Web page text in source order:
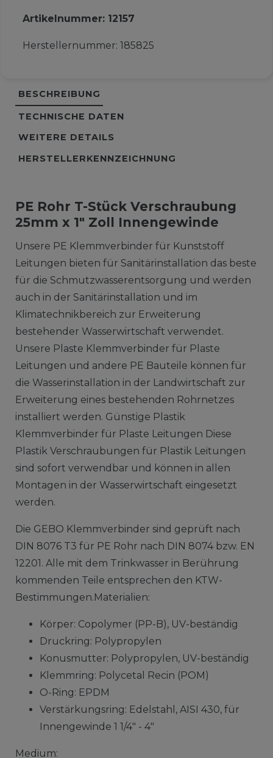
Artikelnummer: 12157
Herstellernummer: 185825
BESCHREIBUNG
TECHNISCHE DATEN
WEITERE DETAILS
HERSTELLERKENNZEICHNUNG
PE Rohr T-Stück Verschraubung
25mm x 1" Zoll Innengewinde
Unsere PE Klemmverbinder für Kunststoff
Leitungen bieten für Sanitärinstallation das beste
für die Schmutzwasserentsorgung und werden
auch in der Sanitärinstallation und im
Klimatechnikbereich zur Erweiterung
bestehender Wasserwirtschaft verwendet.
Unsere Plaste Klemmverbinder für Plaste
Leitungen und andere PE Bauteile können für
die Wasserinstallation in der Landwirtschaft zur
Erweiterung eines bestehenden Rohrnetzes
installiert werden. Günstige Plastik
Klemmverbinder für Plaste Leitungen Diese
Plastik Verschraubungen für Plastik Leitungen
sind sofort verwendbar und können in allen
Montagen in der Wasserwirtschaft eingesetzt
werden.
Die GEBO Klemmverbinder sind geprüft nach
DIN 8076 T3 für PE Rohr nach DIN 8074 bzw. EN
12201. Alle mit dem Trinkwasser in Berührung
kommenden Teile entsprechen den KTW-
Bestimmungen.Materialien:
Körper: Copolymer (PP-B), UV-beständig
Druckring: Polypropylen
Konusmutter: Polypropylen, UV-beständig
Klemmring: Polycetal Recin (POM)
O-Ring: EPDM
Verstärkungsring: Edelstahl, AISI 430, für
Innengewinde 1 1/4" - 4"
Medium: